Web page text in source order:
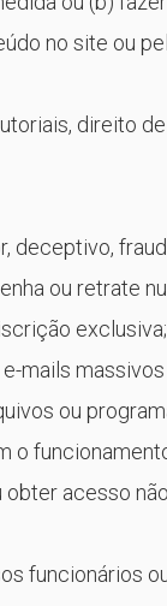
no site ou
direito
deceptivo,
ou retrate
exclusiva;
mails massivos
ou
o
acesso
funcionários